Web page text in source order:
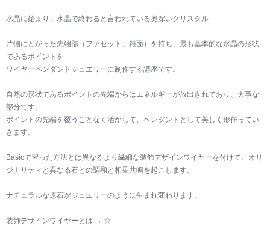
水晶に始まり、水晶で終わると言われている奥深いクリスタル
片側にとがった先端部（ファセット、錐面）を持ち、最も基本的な水晶の形状
であるポイントを
ワイヤーペンダントジュエリーに制作する講座です。
自然の形状であるポイントの先端からはエネルギーが放出されており、大事な
部分です。
ポイントの先端を覆うことなく活かして、ペンダントとして美しく形作ってい
きます。
Basicで習った方法とは異なるより繊細な装飾デザインワイヤーを付けて、オリ
ジナリティと異なる石との調和と相乗共鳴を起こします。
ナチュラルな原石がジュエリーのように生まれ変わります。
装飾デザインワイヤーとは → ☆